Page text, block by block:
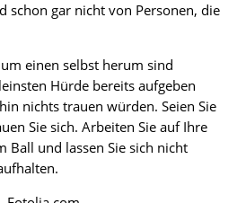
schon gar nicht von Personen, die
einen selbst herum sind
Hürde bereits aufgeben
nichts trauen würden. Seien Sie
Sie sich. Arbeiten Sie auf Ihre
Ball und lassen Sie sich nicht